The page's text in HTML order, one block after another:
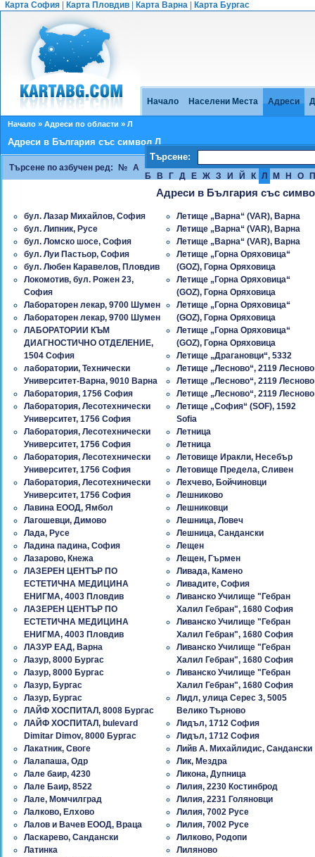
Карта София Карта Пловдив Карта Варна Карта Бургас
Начало Населени Места Адреси
Начало » Адреси по области » Л
Адреси в България със символ Л
Търсене:
Търсене по азбучен ред: № А
Б
В Г Д Е Ж З И Й К Л М Н О
Адреси в България със
бул. Лазар Михайлов, София
бул. Липник, Русе
бул. Ломско шосе, София
бул. Луи Пастьор, София
бул. Любен Каравелов, Пловдив
Лoкoмoтив, бул. Рожен 23,
София
Лабораторен лекар, 9700 Шумен
Лабораторен лекар, 9700 Шумен
ЛАБОРАТОРИИ КЪМ
ДИАГНОСТИЧНО ОТДЕЛЕНИЕ,
1504 София
лаборатории, Технически
Университет-Варна, 9010 Варна
Лаборатория, 1756 София
Лаборатория, Лесотехнически
Университет, 1756 София
Лаборатория, Лесотехнически
Университет, 1756 София
Лаборатория, Лесотехнически
Университет, 1756 София
Лаборатория, Лесотехнически
Университет, 1756 София
Лавина ЕООД, Ямбол
Лагошевци, Димово
Лада, Русе
Ладина падина, София
Лазарово, Кнежа
ЛАЗЕРЕН ЦЕНТЪР ПО
ЕСТЕТИЧНА МЕДИЦИНА
ЕНИГМА, 4003 Пловдив
ЛАЗЕРЕН ЦЕНТЪР ПО
ЕСТЕТИЧНА МЕДИЦИНА
ЕНИГМА, 4003 Пловдив
ЛАЗУР ЕАД, Варна
Лазур, 8000 Бургас
Лазур, 8000 Бургас
Лазур, Бургас
Лазур, Бургас
ЛАЙФ ХОСПИТАЛ, 8008 Бургас
ЛАЙФ ХОСПИТАЛ, bulevard
Dimitar Dimov, 8000 Бургас
Лакатник, Своге
Лалапаша, Одр
Лале баир, 4230
Лале Баир, 8522
Лале, Момчилград
Лалково, Елхово
Лалов и Вачев ЕООД, Враца
Ласкарево, Сандански
Латинка
Летище „Варна“ (VAR), Варна
Летище „Варна“ (VAR), Варна
Летище „Варна“ (VAR), Варна
Летище „Горна Оряховица“
(GOZ), Горна Оряховица
Летище „Горна Оряховица“
(GOZ), Горна Оряховица
Летище „Горна Оряховица“
(GOZ), Горна Оряховица
Летище „Горна Оряховица“
(GOZ), Горна Оряховица
Летище „Драгановци“, 5332
Летище „Лесново“, 2119 Лесново
Летище „Лесново“, 2119 Лесново
Летище „Лесново“, 2119 Лесново
Летище „София“ (SOF), 1592
Sofia
Летница
Летница
Летовище Иракли, Несебър
Летовище Предела, Сливен
Лехчево, Бойчиновци
Лешниково
Лешниковци
Лешница, Ловеч
Лешница, Сандански
Лещен
Лещен, Гърмен
Ливада, Камено
Ливадите, София
Ливанско Училище "Гебран
Халил Гебран", 1680 София
Ливанско Училище "Гебран
Халил Гебран", 1680 София
Ливанско Училище "Гебран
Халил Гебран", 1680 София
Ливанско Училище "Гебран
Халил Гебран", 1680 София
Лидл, улица Серес 3, 5005
Велико Търново
Лидъл, 1712 София
Лидъл, 1712 София
Лийв А. Михайлидис, Сандански
Лик, Мездра
Ликона, Дупница
Лилия, 2230 Костинброд
Лилия, 2231 Голяновци
Лилия, 7002 Русе
Лилия, 7002 Русе
Лилково, Родопи
Лиляново